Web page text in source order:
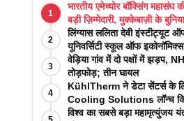
1
भारतीय एमेच्योर बॉक्सिंग
बड़ी ज़िम्मेदारी, मुक्केबाज़ी के
वादा
2
लिंग्यास ललिता देवी
यूनिवर्सिटी स्कूल ऑफ इकोनॉमिक्स,
साथ अकादमिक पत्रिकाओं में
दिवसीय कार्यशाला का आयोजन किया
3
वेड़िया गांव में दो पक्षों में झड़प,
तोड़फोड़; तीन घायल
4
KühlTherm ने डेटा सेंटर्स के
Cooling Solutions लॉन्च
विश्व का सबसे बड़ा महामृत्युंजय